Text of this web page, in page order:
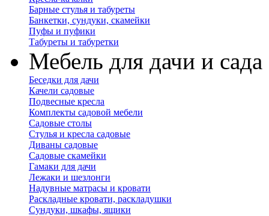
Барные стулья и табуреты
Банкетки, сундуки, скамейки
Пуфы и пуфики
Табуреты и табуретки
Мебель для дачи и сада
Беседки для дачи
Качели садовые
Подвесные кресла
Комплекты садовой мебели
Садовые столы
Стулья и кресла садовые
Диваны садовые
Садовые скамейки
Гамаки для дачи
Лежаки и шезлонги
Надувные матрасы и кровати
Раскладные кровати, раскладушки
Сундуки, шкафы, ящики